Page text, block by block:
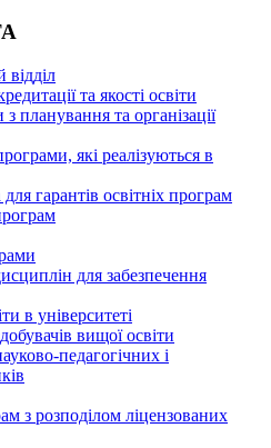
та якості освіти
планування та організації
які реалізуються в
гарантів освітніх програм
для забезпечення
в університеті
вищої освіти
педагогічних і
з розподілoм ліцензoваних